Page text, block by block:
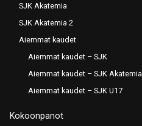
SJK Akatemia
SJK Akatemia 2
Aiemmat kaudet
Aiemmat kaudet – SJK
Aiemmat kaudet – SJK Akatemia
Aiemmat kaudet – SJK U17
Kokoonpanot